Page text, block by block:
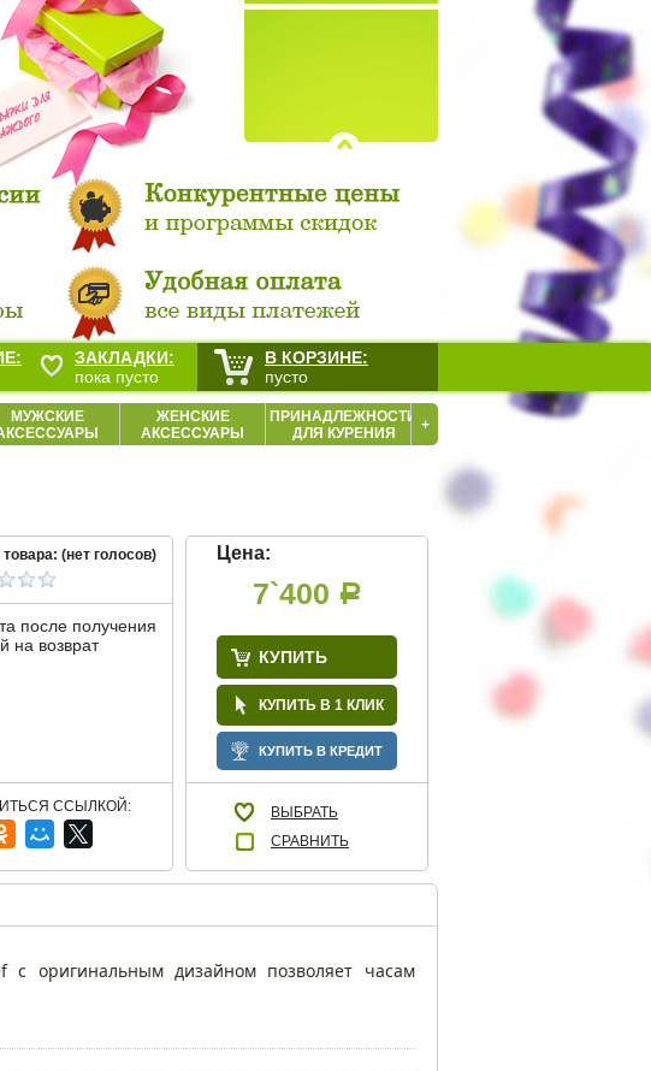
МУЖСКИЕ
ЖЕНСКИЕ
АКСЕССУАРЫ
ПРИНАДЛЕЖНОСТИ
ДЛЯ КУРЕНИЯ
+
товара: (нет голосов)
после получения
на возврат
ССЫЛКОЙ:
Цена:
7`400 Р
КУПИТЬ
КУПИТЬ В 1 КЛИК
КУПИТЬ В КРЕДИТ
ВЫБРАТЬ
СРАВНИТЬ
с оригинальным дизайном позволяет часам
ЗАКЛАДКИ:
пока пусто
В КОРЗИНЕ:
пусто